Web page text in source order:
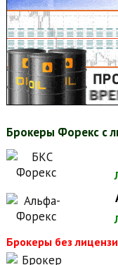
Брокеры Форекс с
Брокеры без